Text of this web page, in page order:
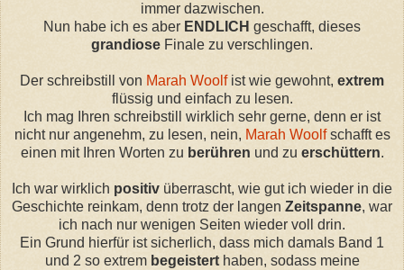
immer dazwischen.
Nun habe ich es aber ENDLICH geschafft, dieses
grandiose Finale zu verschlingen.
Der schreibstill von Marah Woolfist wie gewohnt, extrem
flüssig und einfach zu lesen.
Ich mag Ihren schreibstill wirklich sehr gerne, denn er ist
nicht nur angenehm, zu lesen, nein, Marah Woolfschafft es
einen mit Ihren Worten zu berühren und zu erschüttern.
Ich war wirklich positiv überrascht, wie gut ich wieder in die
Geschichte reinkam, denn trotz der langen Zeitspanne, war
ich nach nur wenigen Seiten wieder voll drin.
Ein Grund hierfür istsicherlich, dass mich damals Band 1
und 2 so extrem begeistert haben, sodass meine